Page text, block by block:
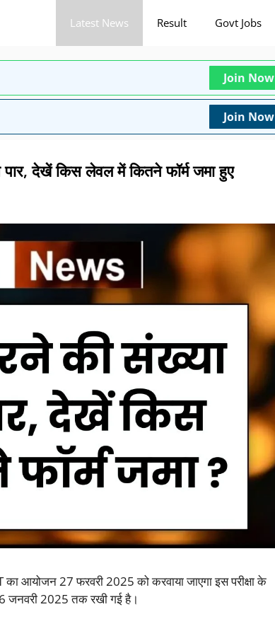
Latest News Result Govt Jobs
Join Now
Join Now
देखें किस लेवल में कितने फॉर्म जमा हुए
का आयोजन 27 फरवरी 2025 को करवाया जाएगा इस परीक्षा के
जनवरी 2025 तक रखी गई है।